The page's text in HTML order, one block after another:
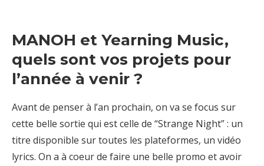
MANOH et Yearning Music,
quels sont vos projets pour
l’année à venir ?
Avant de penser à l’an prochain, on va se focus sur
cette belle sortie qui est celle de “Strange Night” : un
titre disponible sur toutes les plateformes, un vidéo
lyrics. On a à coeurde faire une belle promo et avoir